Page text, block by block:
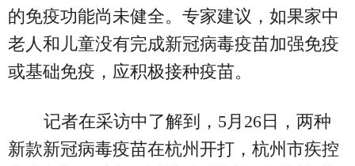
的免疫功能尚未健全。专家建议，如果家中
老人和儿童没有完成新冠病毒疫苗加强免疫
或基础免疫，应积极接种疫苗。
记者在采访中了解到，5月26日，两种
新款新冠病毒疫苗在杭州开打，杭州市疾控